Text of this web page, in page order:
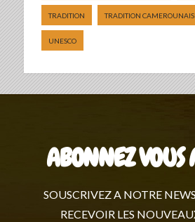
TRADITION TRADITION
UNESCO
ABONNEZ VOUS
SOUSCRIVEZ A NOTRE
RECEVOIR LES